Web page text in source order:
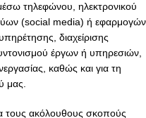
τηλεφώνου, ηλεκτρονικού
(social media) ή εφαρμογών
διαχείρισης
έργων ή υπηρεσιών,
καθώς και για τη
μας.
τους ακόλουθους σκοπούς